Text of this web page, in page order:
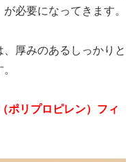
必要になってきます。
厚みのあるしっかりと
ポリプロピレン）フィ